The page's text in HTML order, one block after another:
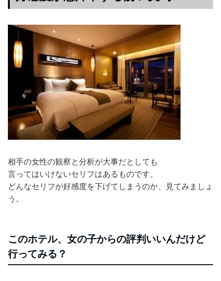
相手の女性の観察と分析が大事だとしても
言ってはいけないセリフはあるものです。
どんなセリフが好感度を下げてしまうのか、見てみましょ
う。
このホテル、女の子からの評判いいんだけど
行ってみる？